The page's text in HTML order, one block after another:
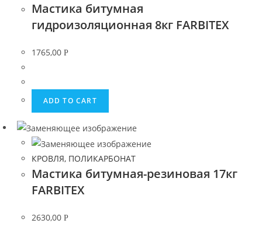
Мастика битумная
гидроизоляционная 8кг FARBITEX
1765,00 Р
ADD TO CART
КРОВЛЯ, ПОЛИКАРБОНАТ
Мастика битумная-резиновая 17кг
FARBITEX
2630,00 Р